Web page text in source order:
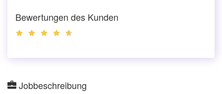
Bewertungen des Kunden
Jobbeschreibung